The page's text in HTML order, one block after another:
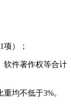
）；
件著作权等合计
均不低于3%。